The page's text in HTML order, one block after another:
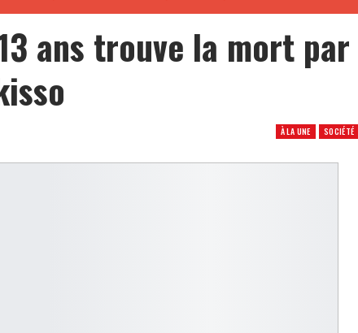
ans trouve la mort par
À LA UNE SOCIÉTÉ